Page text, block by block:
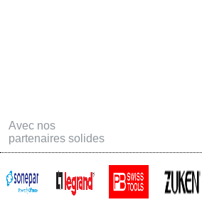
Avec nos
partenaires solides